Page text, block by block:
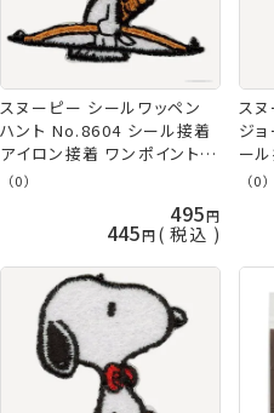
スヌーピー シールワッペン
ハント No.8604 シール接着
アイロン接着 ワンポイント
ネコポス可 ミササ 手芸の山
（0）
495
445 税込
ス
ジ
ー
ポ
（0）